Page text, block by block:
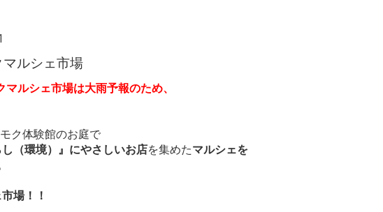
ルシェ市場
ルシェ市場は大雨予報のため、
ク体験館のお庭で
（環境）』にやさしいお店を集めたマルシェを
場！！